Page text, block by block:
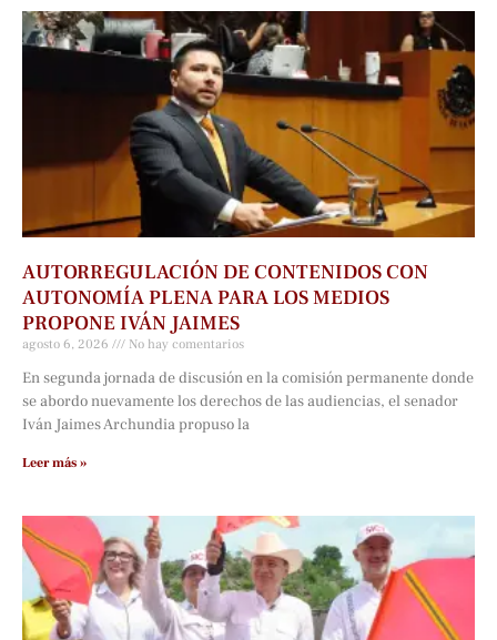
AUTORREGULACIÓN DE CONTENIDOS CON
AUTONOMÍA PLENA PARA LOS MEDIOS
PROPONE IVÁN JAIMES
agosto 6, 2026 No hay comentarios
En segunda jornada de discusión en la comisión permanente donde
se abordo nuevamente los derechos de las audiencias, el senador
Iván Jaimes Archundia propuso la
Leer más »